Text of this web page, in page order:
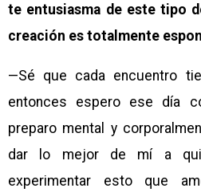
te entusiasma de este tipo
creación es totalmente
—Sé que cada encuentro
entonces espero ese día
preparo mental y
dar lo mejor de mí a
experimentar esto que